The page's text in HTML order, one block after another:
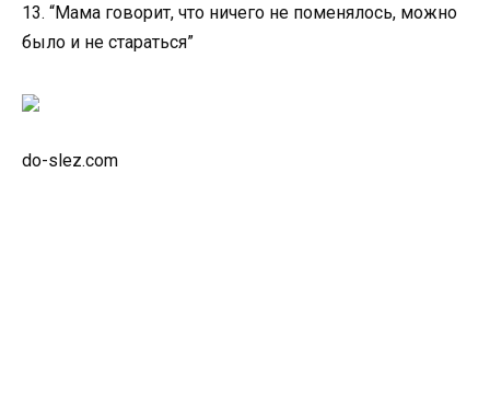
13. “Мама говорит, что ничего не поменялось, можно
было и не стараться”
do-slez.com